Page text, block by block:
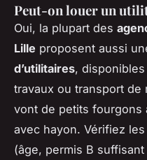
Peut-on louer un
Oui, la plupart des
Lille proposent aussi
d’utilitaires,
travaux ou transport de
vont de petits fourgons
avec hayon. Vérifiez
(âge, permis B